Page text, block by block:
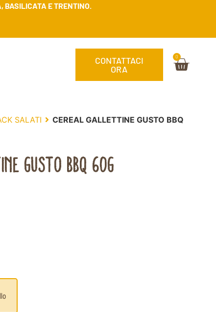
BASILICATA E TRENTINO.
CONTATTACI
ORA
0
SALATI
CEREAL GALLETTINE GUSTO BBQ
GUSTO BBQ 60G